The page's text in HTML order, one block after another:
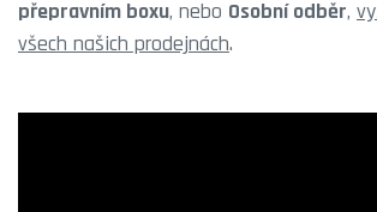
přepravním boxu, nebo Osobní odběr,
všech našich prodejnách.